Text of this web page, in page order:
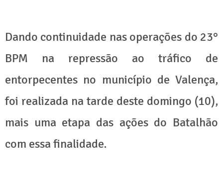
Dando continuidade nas operações do 23°
BPM na repressão ao tráfico de
entorpecentes no município de Valença,
foi realizada na tarde deste domingo (10),
mais uma etapa das ações do Batalhão
com essa finalidade.